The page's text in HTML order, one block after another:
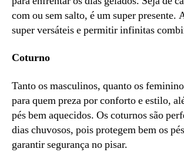
com ou sem salto, é um super presente.
super versáteis e permitir infinitas
Coturno
Tanto os masculinos, quanto os
para quem preza por conforto e estilo,
pés bem aquecidos. Os coturnos são
dias chuvosos, pois protegem bem os
garantir segurança no pisar.